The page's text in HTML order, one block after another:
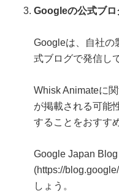
Googleの公式ブロ
Googleは、自社の
式ブログで発信し
Whisk Animateに
が掲載される可能
することをおすす
Google Japan
(https://
しょう。